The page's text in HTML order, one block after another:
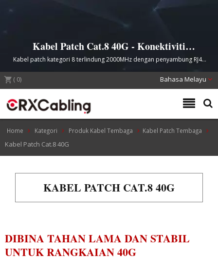
Kabel Patch Cat.8 40G - Konektiviti
Pusat Data Berkelajuan Tinggi
Kabel patch kategori 8 terlindung 2000MHz dengan penyambung RJ45
3-prong yang dipatenkan untuk infrastruktur rangkaian 40G yang stabil
( 0) Bahasa Melayu
Home Kategori Produk Kabel Tembaga Kabel Patch Tembaga
Kabel Patch Cat.8 40G
KABEL PATCH CAT.8 40G
DIBINA TAHAN LAMA DAN STABIL
UNTUK RANGKAIAN 40G